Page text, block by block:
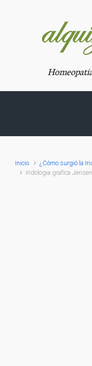
Inicio
¿Cómo surgió la
iridologia grafica